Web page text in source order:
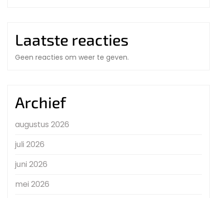
Laatste reacties
Geen reacties om weer te geven.
Archief
augustus 2026
juli 2026
juni 2026
mei 2026